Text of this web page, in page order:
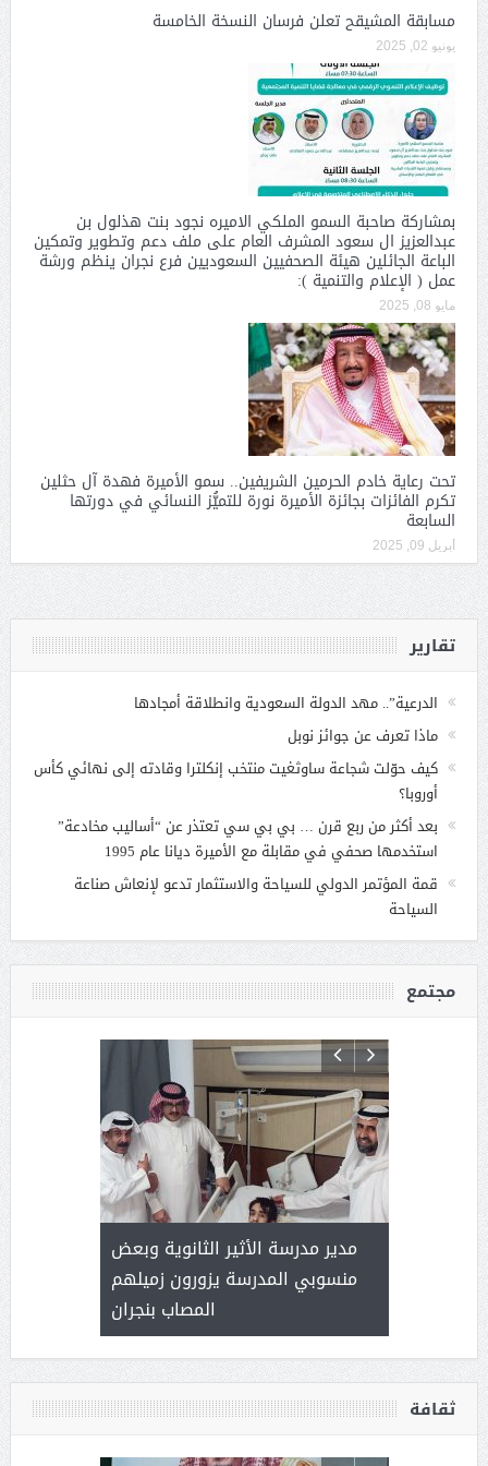
مسابقة المشيقح تعلن فرسان النسخة الخامسة
يونيو 02, 2025
بمشاركة صاحبة السمو الملكي الاميره نجود بنت هذلول بن
عبدالعزيز ال سعود المشرف العام على ملف دعم وتطوير وتمكين
الباعة الجائلين هيئة الصحفيين السعوديين فرع نجران ينظم ورشة
عمل ( الإعلام والتنمية ):
مايو 08, 2025
تحت رعاية خادم الحرمين الشريفين.. سمو الأميرة فهدة آل حثلين
تكرم الفائزات بجائزة الأميرة نورة للتميُّز النسائي في دورتها
السابعة
أبريل 09, 2025
تقارير
الدرعية”.. مهد الدولة السعودية وانطلاقة أمجادها
ماذا تعرف عن جوائز نوبل
كيف حوّلت شجاعة ساوثغيت منتخب إنكلترا وقادته إلى نهائي كأس
أوروبا؟
بعد أكثر من ربع قرن … بي بي سي تعتذر عن “أساليب مخادعة”
استخدمها صحفي في مقابلة مع الأميرة ديانا عام 1995
قمة المؤتمر الدولي للسياحة والاستثمار تدعو لإنعاش صناعة
السياحة
مجتمع
( محمد
مدير مدرسة الأثير الثانوية وبعض
منسوبي المدرسة يزورون زميلهم
المصاب بنجران
) .. ميراث
ثقافة